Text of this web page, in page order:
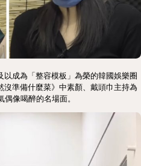
成為「整容模板」為榮的韓國娛樂圈
準備什麼菜》中素顏、戴頭巾主持為
像喝醉的名場面。